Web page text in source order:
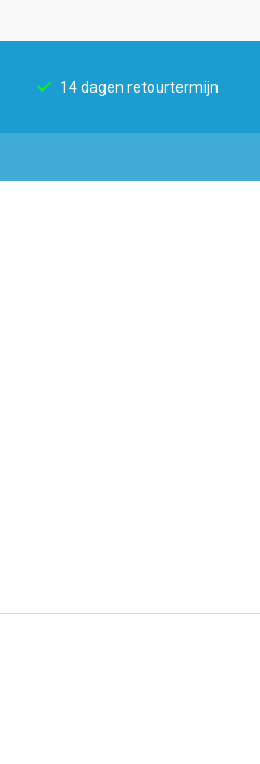
14 dagen retourtermijn